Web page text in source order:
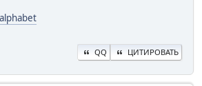
QQ ЦИТИРОВАТЬ